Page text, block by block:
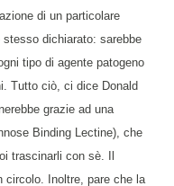
di un particolare
dichiarato: sarebbe
tipo di agente patogeno
Tutto ciò, ci dice Donald
grazie ad una
Binding Lectine), che
trascinarli con sè. Il
circolo. Inoltre, pare che la